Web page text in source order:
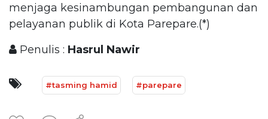
menjaga kesinambungan pembangunan dan
pelayanan publik di Kota Parepare.(*)
Penulis : Hasrul Nawir
#tasming hamid #parepare